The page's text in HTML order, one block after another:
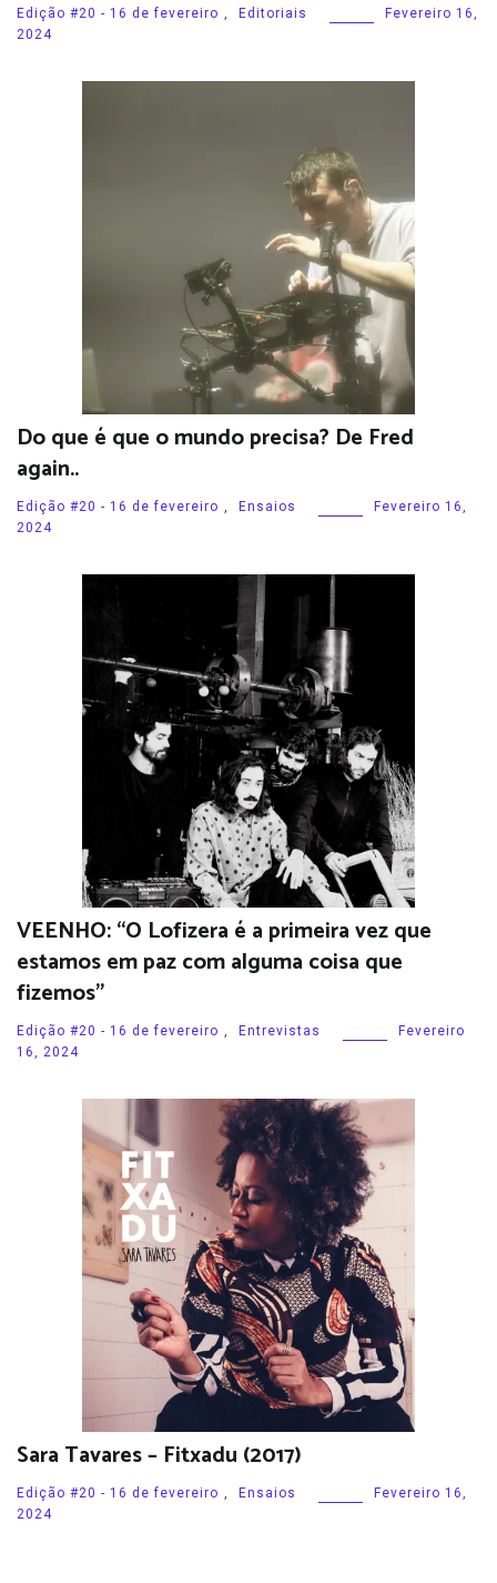
Edição #20 - 16 de fevereiro , Editoriais
Fevereiro 16,
2024
Do que é que o mundo precisa? De Fred
again..
Edição #20 - 16 de fevereiro , Ensaios
Fevereiro 16,
2024
VEENHO: “O Lofizera é a primeira vez que
estamos em paz com alguma coisa que
fizemos”
Edição #20 - 16 de fevereiro , Entrevistas
Fevereiro
16, 2024
Sara Tavares – Fitxadu (2017)
Edição #20 - 16 de fevereiro , Ensaios
Fevereiro 16,
2024